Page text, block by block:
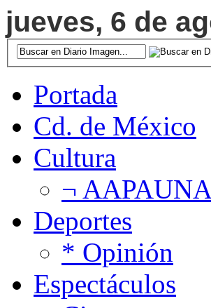
jueves, 6 de
Portada
Cd. de México
Cultura
¬
Deportes
* Opinión
Espectáculos